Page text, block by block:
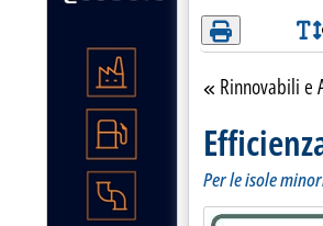
Torna alla sezione
Rinnovabili e
Per le isole